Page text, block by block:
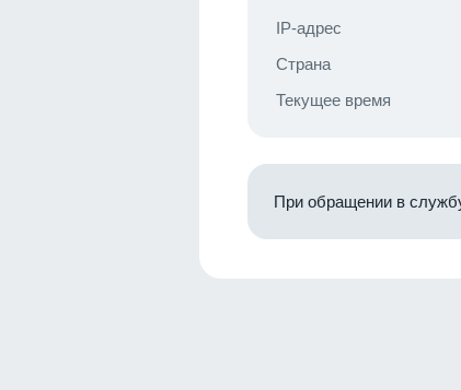
IP-адрес
Страна
Текущее время
При обращении в